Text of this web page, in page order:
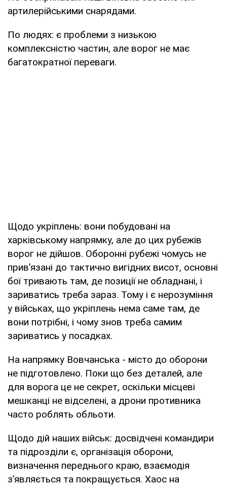
артилерійськими снарядами.
По людях: є проблеми з низькою
комплексністю частин, але ворог не має
багатократної переваги.
Щодо укріплень: вони побудовані на
харківському напрямку, але до цих рубежів
ворог не дійшов. Оборонні рубежі чомусь не
привʼязані до тактично вигідних висот, основні
бої тривають там, де позиції не обладнані, і
зариватись треба зараз. Тому і є нерозуміння
у військах, що укріплень нема саме там, де
вони потрібні, і чому знов треба самим
зариватись у посадках.
На напрямку Вовчанська - місто до оборони
не підготовлено. Поки що без деталей, але
для ворога це не секрет, оскільки місцеві
мешканці не відселені, а дрони противника
часто роблять обльоти.
Щодо дій наших військ: досвідчені командири
та підрозділи є, організація оборони,
визначення переднього краю, взаємодія
зʼявляється та покращується. Хаос на